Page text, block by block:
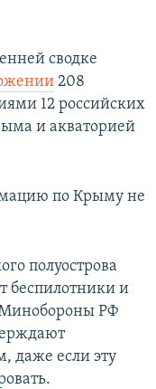
сводке
208
12 российских
и акваторией
по Крыму не
полуострова
беспилотники и
Минобороны РФ
даже если эту